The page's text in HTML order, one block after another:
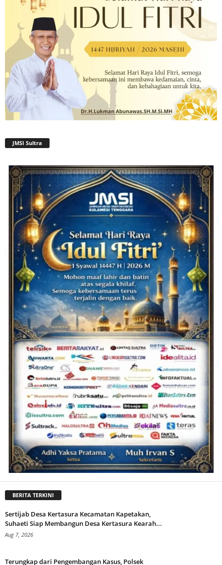
JMSI Sultra
BERITA TERKINI
Sertijab Desa Kertasura Kecamatan Kapetakan,
Suhaeti Siap Membangun Desa Kertasura Kearah...
Aug 7, 2026
Terungkap dari Pengembangan Kasus, Polsek